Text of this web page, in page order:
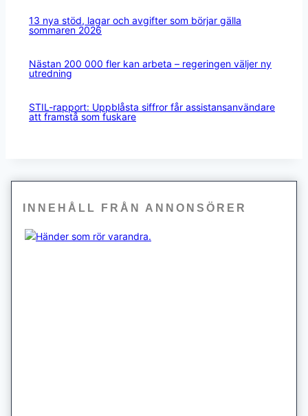
13 nya stöd, lagar och avgifter som börjar gälla
sommaren 2026
Nästan 200 000 fler kan arbeta – regeringen väljer ny
utredning
STIL-rapport: Uppblåsta siffror får assistansanvändare
att framstå som fuskare
INNEHÅLL FRÅN ANNONSÖRER